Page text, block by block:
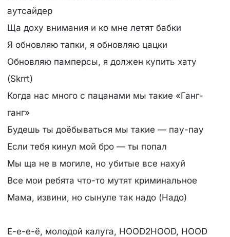
аутсайдер
Ща доху внимания и ко мне летят бабки
Я обновляю тапки, я обновляю цацки
Обновляю памперсы, я должен купить хату
(Skrrt)
Когда нас много с пацанами мы такие «Ганг-
ганг»
Будешь ты доёбываться мы такие — пау-пау
Если тебя кинул мой бро — ты попал
Мы ща не в могиле, но убитые все нахуй
Все мои ребята что-то мутят криминальное
Мама, извини, но сынуле так надо (Надо)
Е-е-е-ё, молодой калуга, HOOD2HOOD, HOOD